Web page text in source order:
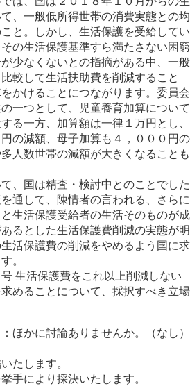
、一般低所得世帯の消費実態との均
と。しかし、生活保護を受給してい
の生活保護基準すら満たさない困窮
少なくないとの指摘がある中、一般
較して生活扶助費を削減すること
かけることにつながります。委員会
一つとして、児童養育加算について
る一方、加算額は一律１万円とし、
の減額、母子加算も４，０００円の
人数世帯の減額が大きくなることも
、国は精査・検討中とのことでした
通して、陳情者の言われる、さらに
生活保護受給者の生活そのものが成
るとした生活保護費削減の実態が明
活保護費の削減をやめるよう国に求
。
生活保護費をこれ以上削減しない
めることについて、採択すべき立場
ほかに討論ありませんか。（なし）
たします。
手により採決いたします。